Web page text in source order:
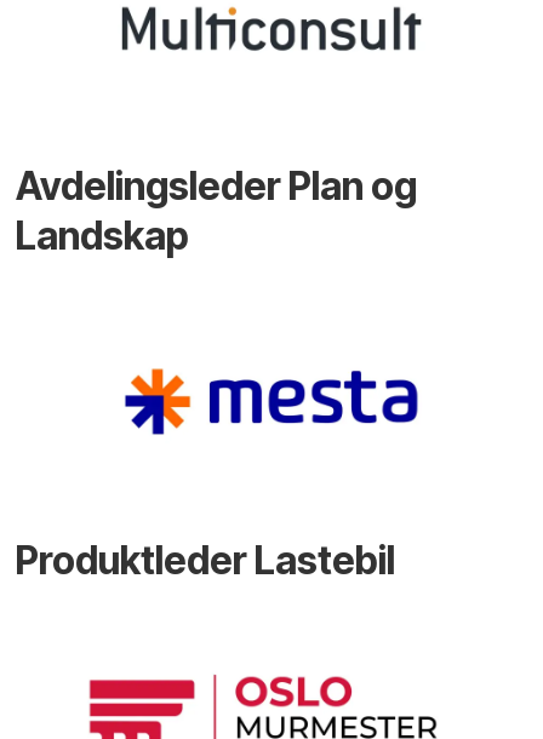
Avdelingsleder Plan og
Landskap
Produktleder Lastebil